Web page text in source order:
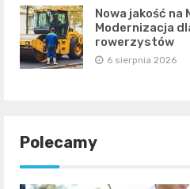
Nowa jakość na
Modernizacja
rowerzystów
6 sierpnia 2026
Polecamy